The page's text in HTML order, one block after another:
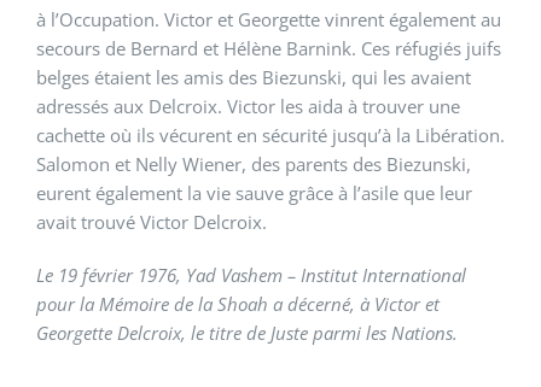
à l’Occupation. Victor et Georgette vinrent également au
secours de Bernard et Hélène Barnink. Ces réfugiés juifs
belges étaient les amis des Biezunski, qui les avaient
adressés aux Delcroix. Victor les aida à trouver une
cachette où ils vécurent en sécurité jusqu’à la Libération.
Salomon et Nelly Wiener, des parents des Biezunski,
eurent également la vie sauve grâce à l’asile que leur
avait trouvé Victor Delcroix.
Le 19 février 1976, Yad Vashem – Institut International
pour la Mémoire de la Shoah a décerné, à Victor et
Georgette Delcroix, le titre de Juste parmi les Nations.